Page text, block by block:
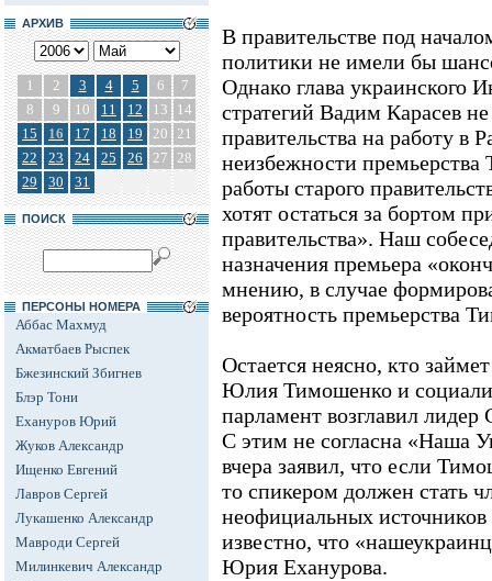
АРХИВ
1 2 3 4 5 6
7
8
9 10 11 12 13
14
15
16 17 18 19 20 21
22
23 24 25 26 27 28
29
30 31
ПОИСК
ПЕРСОНЫ НОМЕРА
Аббас Махмуд
Акматбаев Рыспек
Бжезинский Збигнев
Блэр Тони
Ехануров Юрий
Жуков Александр
Ищенко Евгений
Лавров Сергей
Лукашенко Александр
Мавроди Сергей
Милинкевич Александр
В правительстве под
политики не имели бы
Однако глава украинского
стратегий Вадим Карасев
правительства на работу в
неизбежности
работы старого
хотят остаться за бортом
правительства». Наш
назначения премьера
мнению, в случае
вероятность премьерства
Остается неясно, кто
Юлия Тимошенко и
парламент возглавил
С этим не согласна «Наша
вчера заявил, что если
то спикером должен стать
неофициальных
известно, что
Юрия Еханурова.